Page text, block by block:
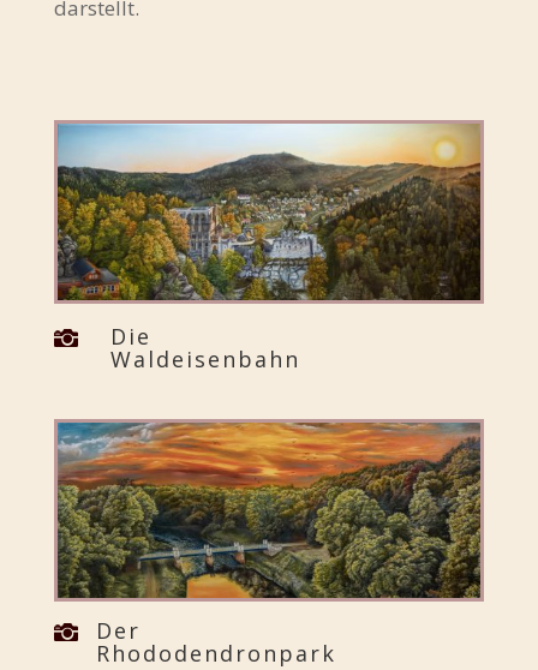
darstellt.
 Die
Waldeisenbahn
 Der
Rhododendronpark